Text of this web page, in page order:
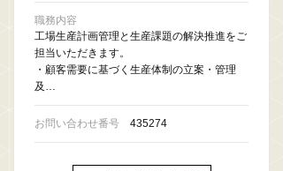
職務内容
工場生産計画管理と生産課題の解決推進をご
担当いただきます。
・顧客需要に基づく生産体制の立案・管理
及…
お問い合わせ番号 435274